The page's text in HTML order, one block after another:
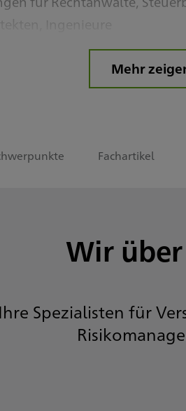
Ingenieure
Stützung personalpolitischer
Führungskräften
Mehr
Fachartikel
Wir
Spezialisten für